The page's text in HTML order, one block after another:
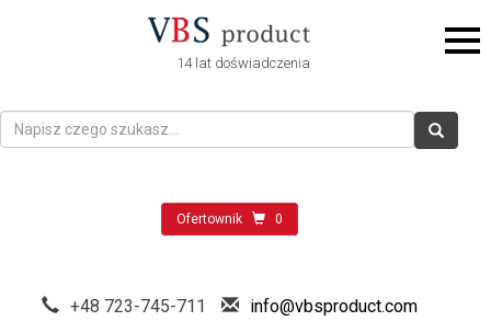
14 lat doświadczenia
Ofertownik 0
+48 723-745-711 info@vbsproduct.com